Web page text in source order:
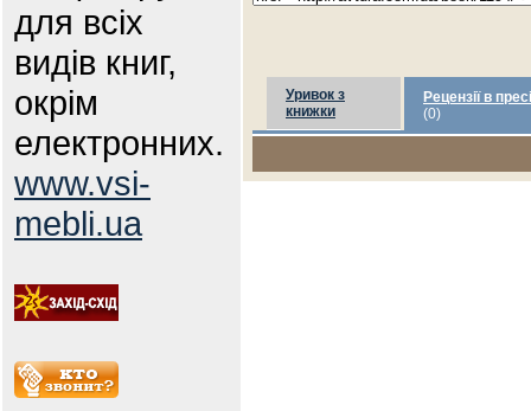
для всіх
видів книг,
окрім
електронних.
www.vsi-
mebli.ua
Уривок з
книжки
Рецензії в пресі
(0)